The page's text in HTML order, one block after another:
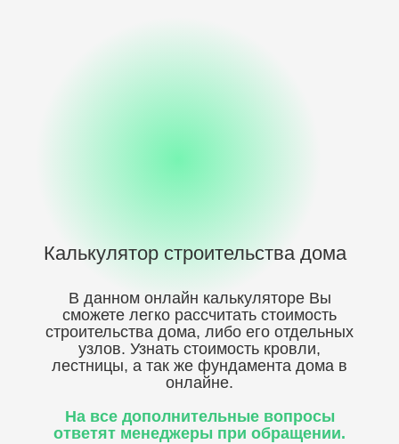
Калькулятор строительства дома
В данном онлайн калькуляторе Вы
сможете легко рассчитать стоимость
строительства дома, либо его отдельных
узлов. Узнать стоимость кровли,
лестницы, а так же фундамента дома в
онлайне.
На все дополнительные вопросы
ответят менеджеры при обращении.